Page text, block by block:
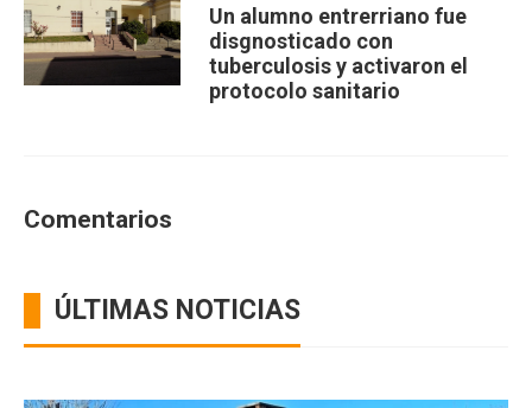
Un alumno entrerriano fue
disgnosticado con
tuberculosis y activaron el
protocolo sanitario
Comentarios
ÚLTIMAS NOTICIAS